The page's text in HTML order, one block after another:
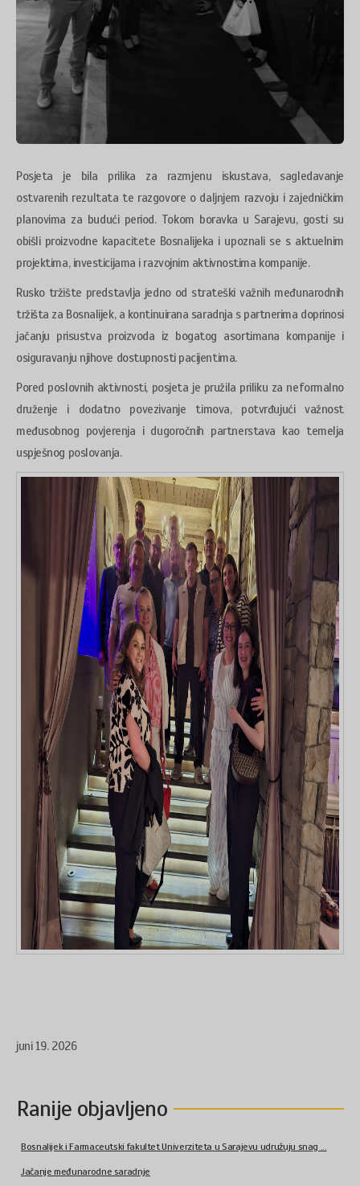
Posjeta je bila prilika za razmjenu iskustava, sagledavanje
ostvarenih rezultata te razgovore o daljnjem razvoju i zajedničkim
planovima za budući period. Tokom boravka u Sarajevu, gosti su
obišli proizvodne kapacitete Bosnalijeka i upoznali se s aktuelnim
projektima, investicijama i razvojnim aktivnostima kompanije.
Rusko tržište predstavlja jedno od strateški važnih međunarodnih
tržišta za Bosnalijek, a kontinuirana saradnja s partnerima doprinosi
jačanju prisustva proizvoda iz bogatog asortimana kompanije i
osiguravanju njihove dostupnosti pacijentima.
Pored poslovnih aktivnosti, posjeta je pružila priliku za neformalno
druženje i dodatno povezivanje timova, potvrđujući važnost
međusobnog povjerenja i dugoročnih partnerstava kao temelja
uspješnog poslovanja.
juni 19. 2026
Ranije objavljeno
Bosnalijek i Farmaceutski fakultet Univerziteta u Sarajevu udružuju snag ...
Jačanje međunarodne saradnje